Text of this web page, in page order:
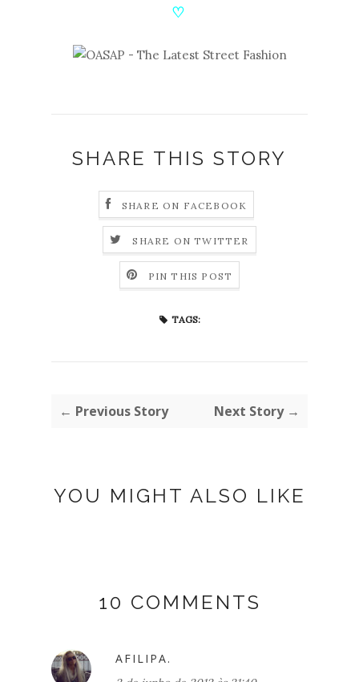
♡
SHARE THIS STORY
SHARE ON FACEBOOK
SHARE ON TWITTER
PIN THIS POST
TAGS:
← Previous Story Next Story →
YOU MIGHT ALSO LIKE
10 COMMENTS
AFILIPA.